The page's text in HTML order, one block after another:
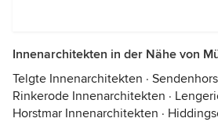
Innenarchitekten in der Nähe von
Telgte Innenarchitekten ·
Rinkerode Innenarchitekten ·
Horstmar Innenarchitekten ·